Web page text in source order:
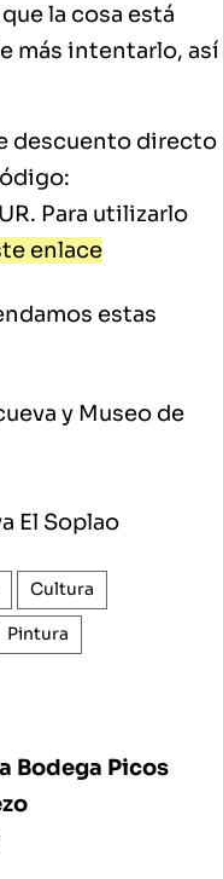
la cosa está
más intentarlo, así
descuento directo
Para utilizarlo
enlace
estas
y Museo de
El Soplao
Cultura
Pintura
Bodega Picos